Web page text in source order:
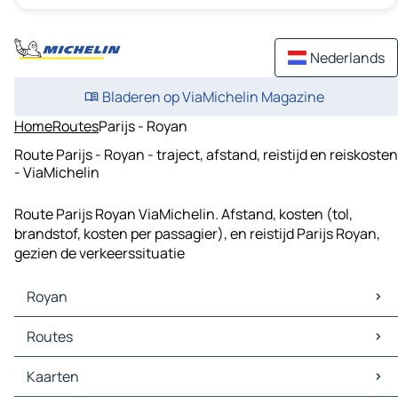
Nederlands
Bladeren op ViaMichelin Magazine
HomeRoutesParijs - Royan
Route Parijs - Royan - traject, afstand, reistijd en reiskosten
- ViaMichelin
Route Parijs Royan ViaMichelin. Afstand, kosten (tol,
brandstof, kosten per passagier), en reistijd Parijs Royan,
gezien de verkeerssituatie
Royan
Royan Kaarten
Royan Verkeer
Royan Hotels
Royan Restaurants
Routes
Routes Royan - La Palmyre
Routes Royan - Saint-Georges-de-Didonne
Kaarten